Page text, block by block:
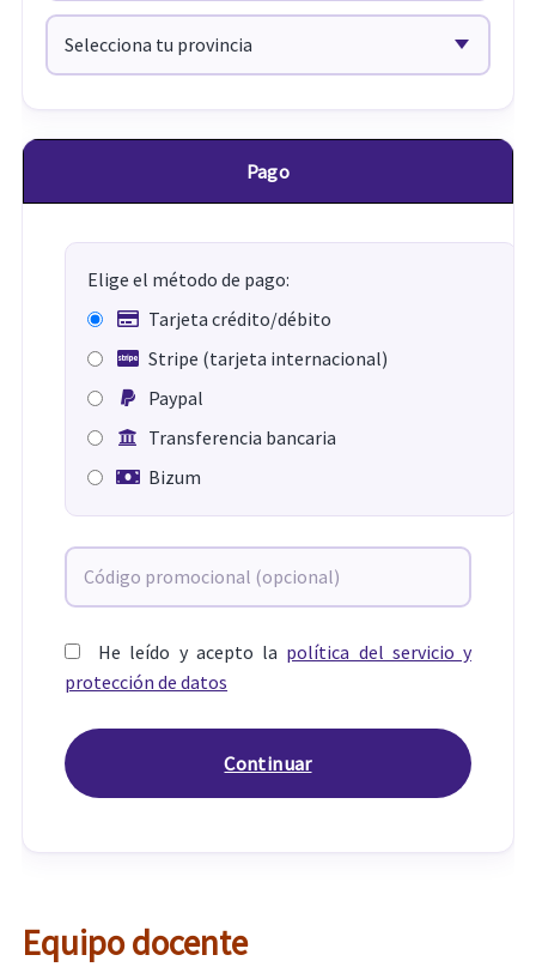
Pago
Elige el método de pago:
Tarjeta crédito/débito
Stripe (tarjeta internacional)
Paypal
Transferencia bancaria
Bizum
He leído y acepto la política del servicio y
protección de datos
Equipo docente